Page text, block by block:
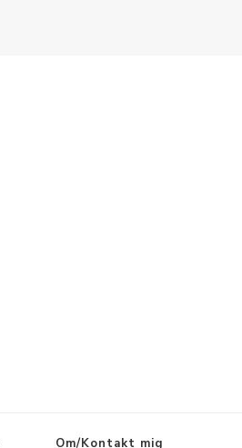
Om/Kontakt mig